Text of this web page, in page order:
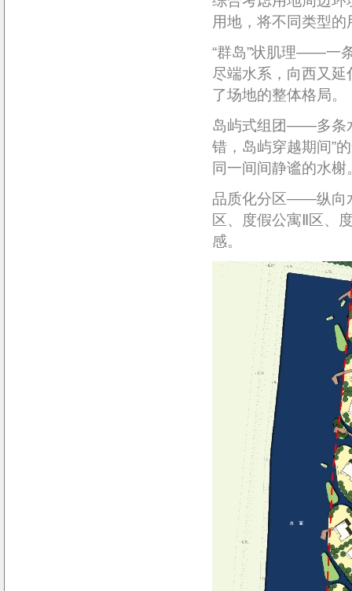
用地，将不同类型
“群岛”状肌理——一
尽端水系，向西又延
了场地的整体格局。
岛屿式组团——多条
错，岛屿穿越期间”
同一间间静谧的水榭
品质化分区——纵向
区、度假公寓Ⅱ区、
感。